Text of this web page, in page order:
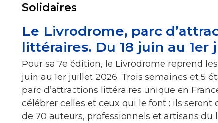
Solidaires
Le Livrodrome, parc
littéraires. Du 18 juin au 1er
Pour sa 7e édition, le Livrodrome reprend
juin au 1er juillet 2026. Trois semaines et 5
parc d’attractions littéraires unique en
célébrer celles et ceux qui le font : ils seront
de 70 auteurs, professionnels et artisans du